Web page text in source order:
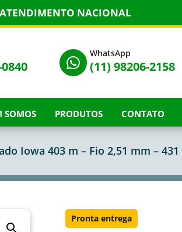
NACIONAL

WhatsApp
(11) 98206-2158
SOMOS PRODUTOS CONTATO
Iowa 403 m – Fio 2,51 mm –
Pronta entrega